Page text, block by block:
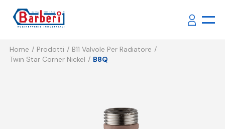
Home Prodotti
B11 Valvole Per Radiatore
Twin Star Corner Nickel
B8Q